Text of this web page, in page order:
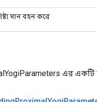
মান বহন করে
এর